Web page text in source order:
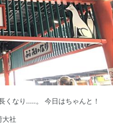
くなり.....。 今日はちゃんと！
大社